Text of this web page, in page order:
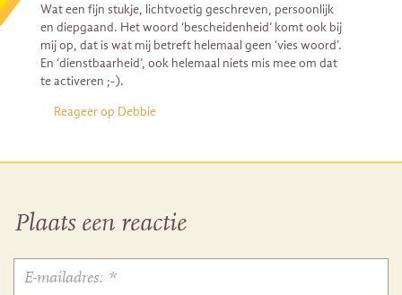
Wat een fijn stukje, lichtvoetig geschreven, persoonlijk
en diepgaand. Het woord ‘bescheidenheid’ komt ook bij
mij op, dat is wat mij betreft helemaal geen ‘vies woord’.
En ‘dienstbaarheid’, ook helemaal niets mis mee om dat
te activeren ;-).
Reageer op Debbie
Plaats een reactie